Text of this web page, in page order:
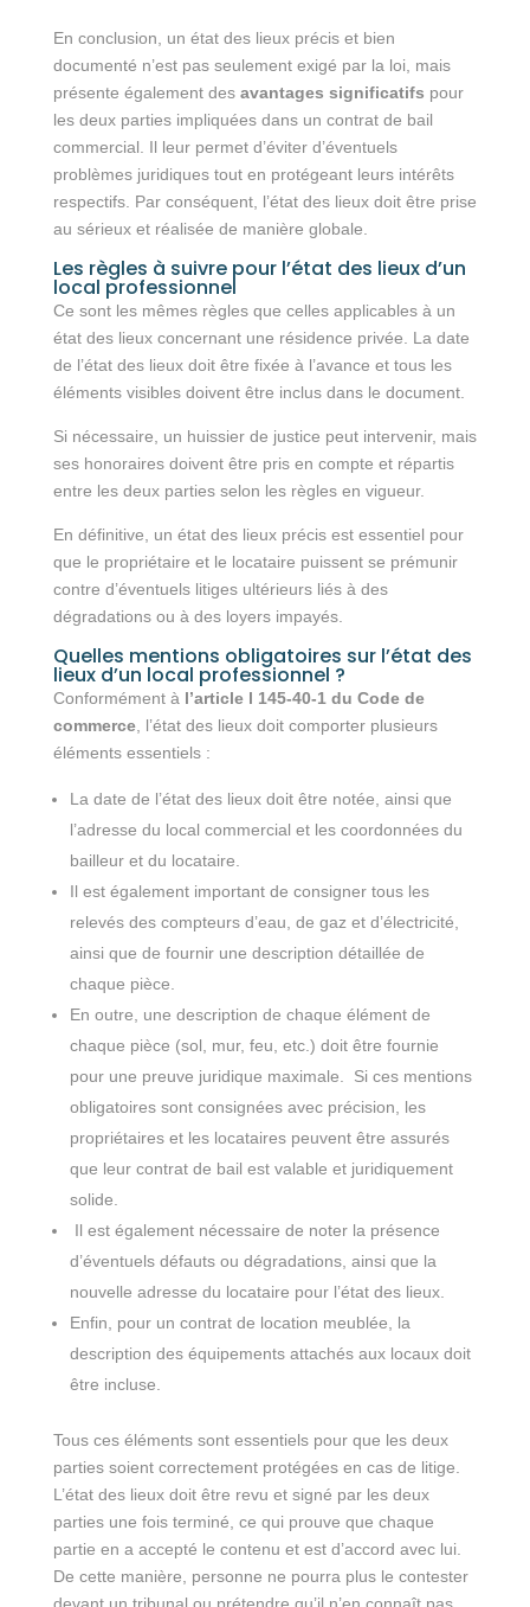
En conclusion, un état des lieux précis et bien
documenté n’est pas seulement exigé par la loi, mais
présente également des avantages significatifs pour
les deux parties impliquées dans un contrat de bail
commercial. Il leur permet d’éviter d’éventuels
problèmes juridiques tout en protégeant leurs intérêts
respectifs. Par conséquent, l’état des lieux doit être prise
au sérieux et réalisée de manière globale.
Les règles à suivre pour l’état des lieux d’un
local professionnel
Ce sont les mêmes règles que celles applicables à un
état des lieux concernant une résidence privée. La date
de l’état des lieux doit être fixée à l’avance et tous les
éléments visibles doivent être inclus dans le document.
Si nécessaire, un huissier de justice peut intervenir, mais
ses honoraires doivent être pris en compte et répartis
entre les deux parties selon les règles en vigueur.
En définitive, un état des lieux précis est essentiel pour
que le propriétaire et le locataire puissent se prémunir
contre d’éventuels litiges ultérieurs liés à des
dégradations ou à des loyers impayés.
Quelles mentions obligatoires sur l’état des
lieux d’un local professionnel ?
Conformément à l’article l 145-40-1 du Code de
commerce, l’état des lieux doit comporter plusieurs
éléments essentiels :
La date de l’état des lieux doit être notée, ainsi que
l’adresse du local commercial et les coordonnées du
bailleur et du locataire.
Il est également important de consigner tous les
relevés des compteurs d’eau, de gaz et d’électricité,
ainsi que de fournir une description détaillée de
chaque pièce.
En outre, une description de chaque élément de
chaque pièce (sol, mur, feu, etc.) doit être fournie
pour une preuve juridique maximale. Si ces mentions
obligatoires sont consignées avec précision, les
propriétaires et les locataires peuvent être assurés
que leur contrat de bail est valable et juridiquement
solide.
Il est également nécessaire de noter la présence
d’éventuels défauts ou dégradations, ainsi que la
nouvelle adresse du locataire pour l’état des lieux.
Enfin, pour un contrat de location meublée, la
description des équipements attachés aux locaux doit
être incluse.
Tous ces éléments sont essentiels pour que les deux
parties soient correctement protégées en cas de litige.
L’état des lieux doit être revu et signé par les deux
parties une fois terminé, ce qui prouve que chaque
partie en a accepté le contenu et est d’accord avec lui.
De cette manière, personne ne pourra plus le contester